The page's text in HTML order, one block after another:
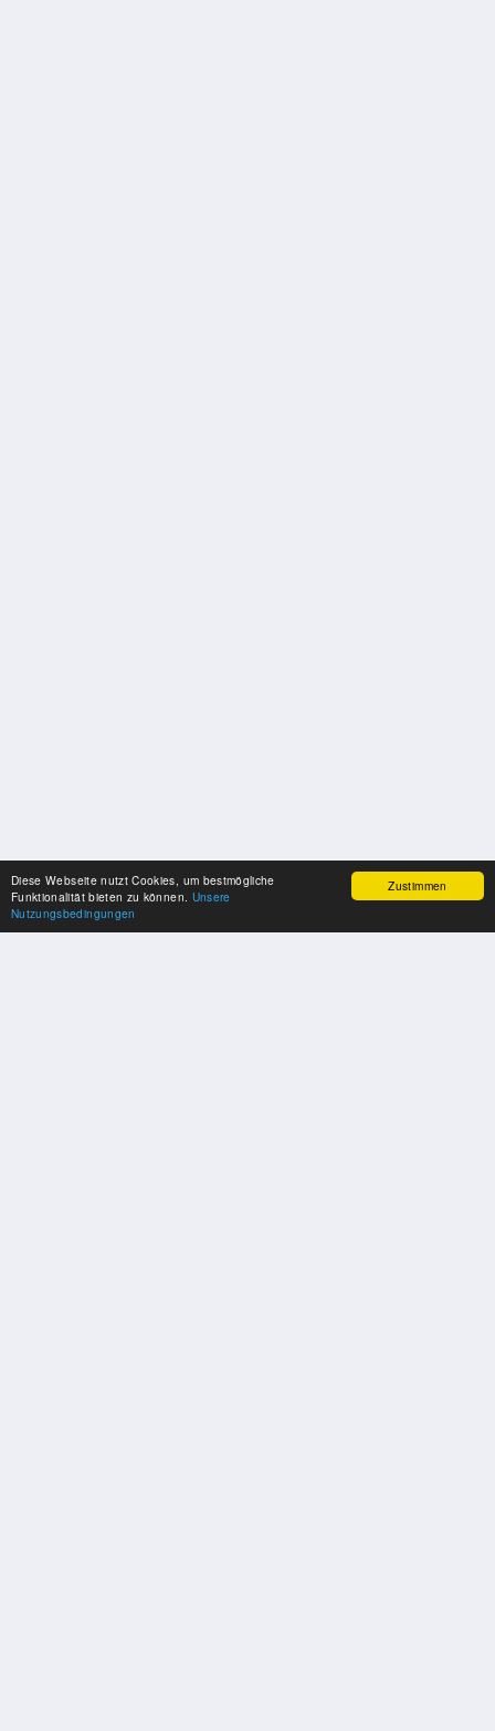
Zustimmen
Diese Webseite nutzt Cookies, um bestmögliche
Funktionalität bieten zu können. Unsere
Nutzungsbedingungen